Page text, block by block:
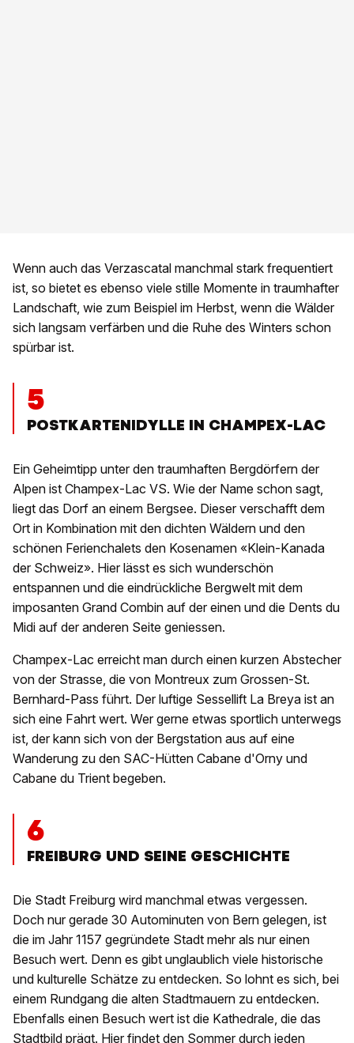
Wenn auch das Verzascatal manchmal stark frequentiert
ist, so bietet es ebenso viele stille Momente in traumhafter
Landschaft, wie zum Beispiel im Herbst, wenn die Wälder
sich langsam verfärben und die Ruhe des Winters schon
spürbar ist.
5
POSTKARTENIDYLLE IN CHAMPEX-LAC
Ein Geheimtipp unter den traumhaften Bergdörfern der
Alpen ist Champex-Lac VS. Wie der Name schon sagt,
liegt das Dorf an einem Bergsee. Dieser verschafft dem
Ort in Kombination mit den dichten Wäldern und den
schönen Ferienchalets den Kosenamen «Klein-Kanada
der Schweiz». Hier lässt es sich wunderschön
entspannen und die eindrückliche Bergwelt mit dem
imposanten Grand Combin auf der einen und die Dents du
Midi auf der anderen Seite geniessen.
Champex-Lac erreicht man durch einen kurzen Abstecher
von der Strasse, die von Montreux zum Grossen-St.
Bernhard-Pass führt. Der luftige Sessellift La Breya ist an
sich eine Fahrt wert. Wer gerne etwas sportlich unterwegs
ist, der kann sich von der Bergstation aus auf eine
Wanderung zu den SAC-Hütten Cabane d'Orny und
Cabane du Trient begeben.
6
FREIBURG UND SEINE GESCHICHTE
Die Stadt Freiburg wird manchmal etwas vergessen.
Doch nur gerade 30 Autominuten von Bern gelegen, ist
die im Jahr 1157 gegründete Stadt mehr als nur einen
Besuch wert. Denn es gibt unglaublich viele historische
und kulturelle Schätze zu entdecken. So lohnt es sich, bei
einem Rundgang die alten Stadtmauern zu entdecken.
Ebenfalls einen Besuch wert ist die Kathedrale, die das
Stadtbild prägt. Hier findet den Sommer durch jeden